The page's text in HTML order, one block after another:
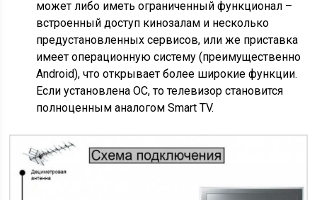
может либо иметь ограниченный функционал –
встроенный доступ кинозалам и несколько
предустановленных сервисов, или же приставка
имеет операционную систему (преимущественно
Android), что открывает более широкие функции.
Если установлена ОС, то телевизор становится
полноценным аналогом Smart TV.